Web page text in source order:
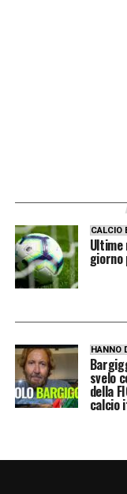
CALCIO
HANNO
svelo
della
calcio